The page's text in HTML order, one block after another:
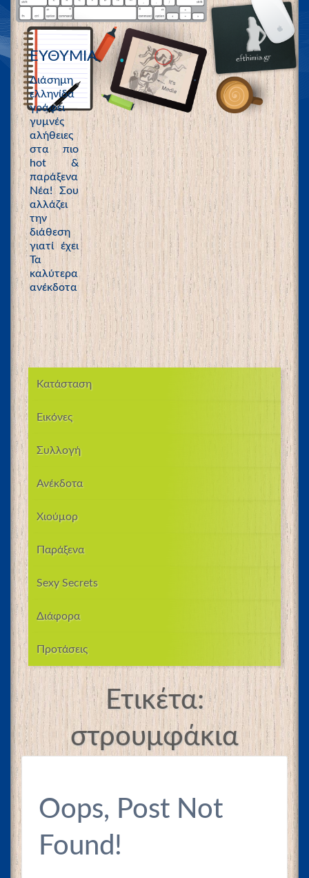
ΕΥΘΥΜΙΑ
Διάσημη
ελληνίδα
γράφει
γυμνές
αλήθειες
στα πιο
hot &
παράξενα
Νέα! Σου
αλλάζει
την
διάθεση
γιατί έχει
Τα
καλύτερα
ανέκδοτα
Κατάσταση
Εικόνες
Συλλογή
Ανέκδοτα
Χιούμορ
Παράξενα
Sexy Secrets
Διάφορα
Προτάσεις
Ετικέτα:
στρουμφάκια
Oops, Post Not
Found!